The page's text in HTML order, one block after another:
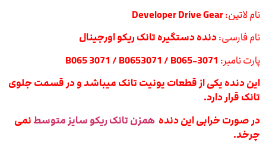
نام لاتین:Developer Drive Gear
نام فارسی:دنده دستگیره تانک ریکو اورجینال
پارت نامبر: B065 3071 / B0653071 / B065-3071
این دنده یکی از قطعات یونیت تانک میباشد و در قسمت جلوی
تانک قرار دارد.
در صورت خرابی این دنده همزن تانک ریکو سایز متوسطنمی
چرخد.